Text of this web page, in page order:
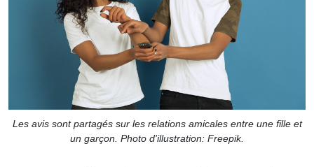
Les avis sont partagés sur les relations amicales entre une fille et
un garçon. Photo d'illustration: Freepik.